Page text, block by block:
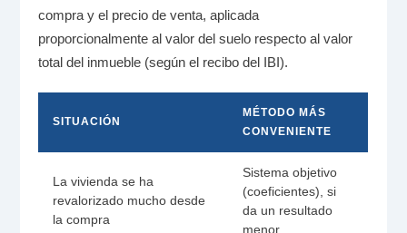
compra y el precio de venta, aplicada
proporcionalmente al valor del suelo respecto al valor
total del inmueble (según el recibo del IBI).
SITUACIÓN
MÉTODO MÁS
CONVENIENTE
La vivienda se ha
revalorizado mucho desde
la compra
Sistema objetivo
(coeficientes), si
da un resultado
menor